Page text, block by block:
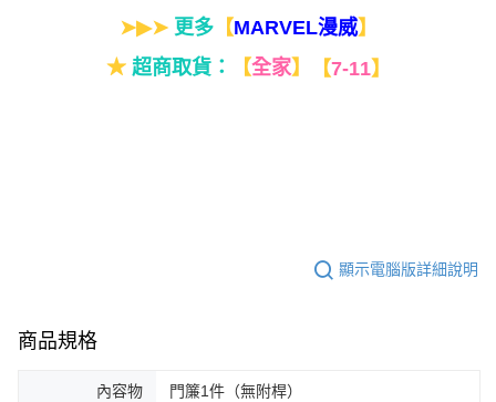
➤▶➤ 更多【MARVEL漫威】
★ 超商取貨： 【全家】 【7-11】
顯示電腦版詳細說明
商品規格
內容物 門簾1件（無附桿）